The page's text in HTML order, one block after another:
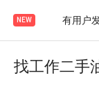
NEW 有用户
找工作二手